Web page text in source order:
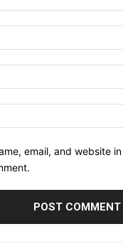
email, and website